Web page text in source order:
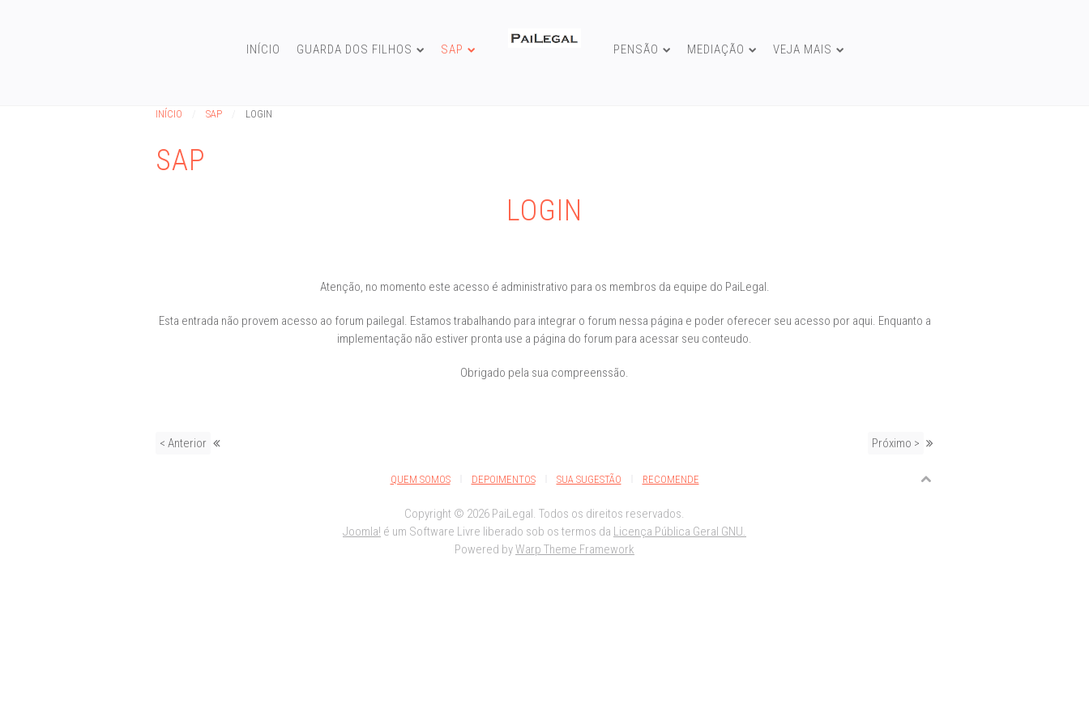
INÍCIO GUARDA DOS FILHOS SAP PENSÃO MEDIAÇÃO VEJA MAIS
INÍCIO SAP LOGIN
SAP
LOGIN
Atenção, no momento este acesso é administrativo para os membros da equipe do PaiLegal.
Esta entrada não provem acesso ao forum pailegal. Estamos trabalhando para integrar o forum nessa página e poder oferecer seu acesso por aqui. Enquanto a
implementação não estiver pronta use a página do forum para acessar seu conteudo.
Obrigado pela sua compreenssão.
< Anterior Próximo >
QUEM SOMOS DEPOIMENTOS SUA SUGESTÃO RECOMENDE
Copyright © 2026 PaiLegal. Todos os direitos reservados.
Joomla! é um Software Livre liberado sob os termos da Licença Pública Geral GNU.
Powered byWarp Theme Framework